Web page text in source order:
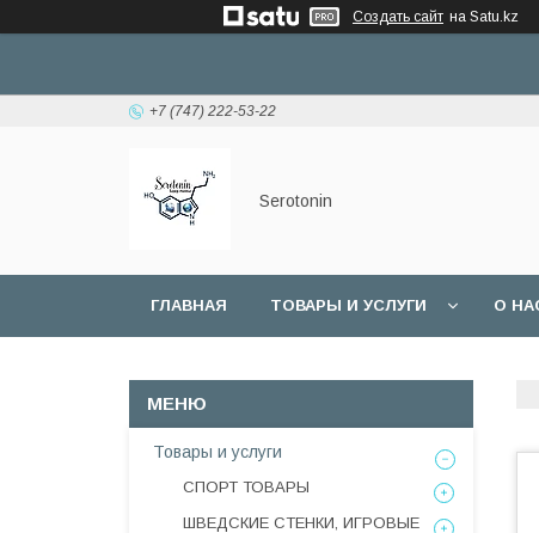
Создать сайт на Satu.kz
+7 (747) 222-53-22
Serotonin
ГЛАВНАЯ ТОВАРЫ И УСЛУГИ О
Товары и услуги
СПОРТ ТОВАРЫ
ШВЕДСКИЕ СТЕНКИ, ИГРОВЫЕ